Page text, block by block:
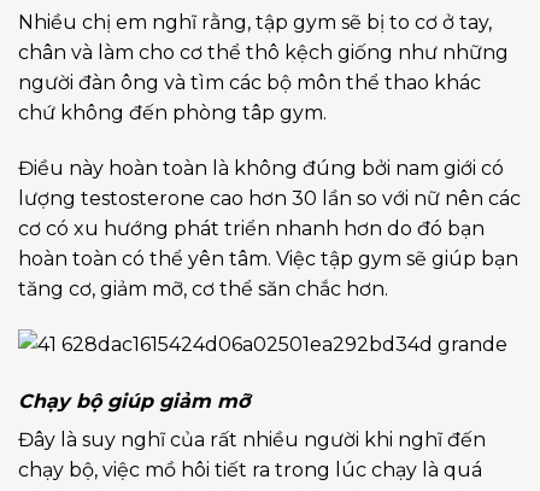
Nhiều chị em nghĩ rằng, tập gym sẽ bị to cơ ở tay,
chân và làm cho cơ thể thô kệch giống như những
người đàn ông và tìm các bộ môn thể thao khác
chứ không đến phòng tâp gym.
Điều này hoàn toàn là không đúng bởi nam giới có
lượng testosterone cao hơn 30 lần so với nữ nên các
cơ có xu hướng phát triển nhanh hơn do đó bạn
hoàn toàn có thể yên tâm. Việc tập gym sẽ giúp bạn
tăng cơ, giảm mỡ, cơ thể săn chắc hơn.
Chạy bộ giúp giảm mỡ
Đây là suy nghĩ của rất nhiều người khi nghĩ đến
chạy bộ, việc mồ hôi tiết ra trong lúc chạy là quá